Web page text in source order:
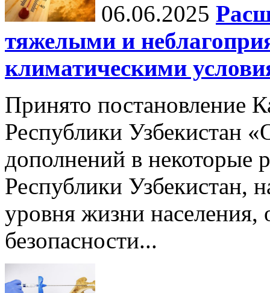
06.06.2025
тяжелыми и
климатическими
Принято постановление
Республики Узбекистан
дополнений в некоторые
Республики Узбекистан,
уровня жизни населения,
безопасности...